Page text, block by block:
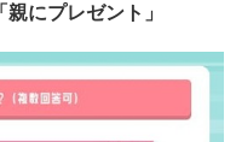
にプレゼント」